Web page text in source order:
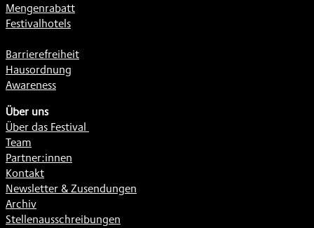
Mengenrabatt
Festivalhotels
Barrierefreiheit
Hausordnung
Awareness
Über uns
Über das Festival
Team
Partner:innen
Kontakt
Newsletter & Zusendungen
Archiv
Stellenausschreibungen